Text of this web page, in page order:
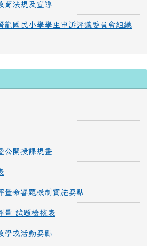
育法規及宣導
龍國民小學學生申訴評議委員會組織
公開授課規畫
量命審題機制實施要點
量 試題檢核表
學或活動要點